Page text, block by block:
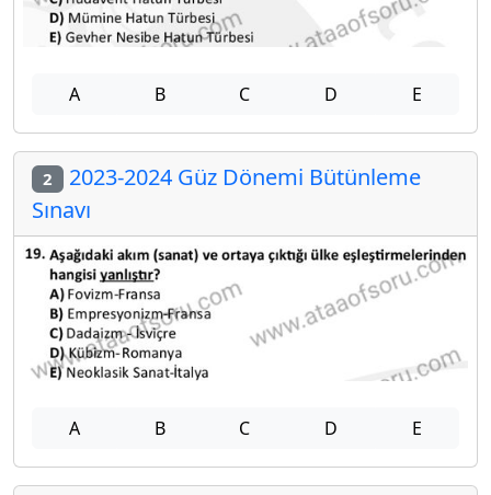
A B C D E
2 2023-2024 Güz Dönemi Bütünleme
Sınavı
A B C D E